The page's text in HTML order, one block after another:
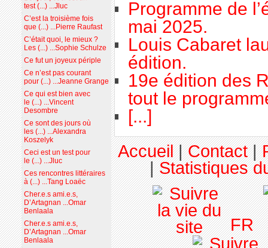
Programme de
mai 2025.
Louis Cabaret
édition.
19e édition des
tout le
[...]
test (...) ...Jluc
C’est la troisième fois
que (...) ...Pierre Raufast
C’était quoi, le mieux ?
Les (...) ...Sophie Schulze
Ce fut un joyeux périple
Ce n’est pas courant
pour (...) ...Jeanne Grange
Ce qui est bien avec
le (...) ...Vincent
Desombre
Ce sont des jours où
les (...) ...Alexandra
Koszelyk
Ceci est un test pour
le (...) ...Jluc
Ces rencontres littéraires
à (...) ...Tang Loaëc
Cher.e.s ami.e.s,
D’Artagnan ...Omar
Benlaala
Cher.e.s ami.e.s,
D’Artagnan ...Omar
Benlaala
Accueil|Contact|
|Statistiques
FR